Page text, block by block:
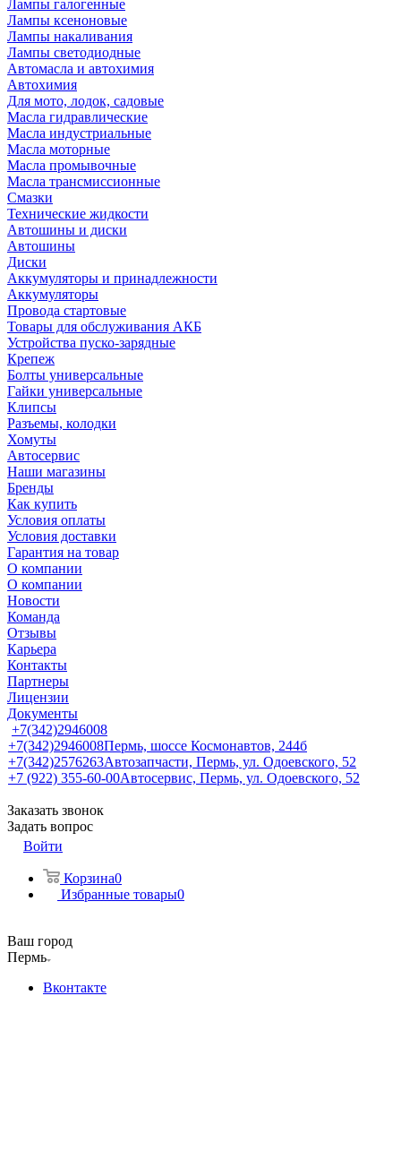
Лампы галогенные
Лампы ксеноновые
Лампы накаливания
Лампы светодиодные
Автомасла и автохимия
Автохимия
Для мото, лодок, садовые
Масла гидравлические
Масла индустриальные
Масла моторные
Масла промывочные
Масла трансмиссионные
Смазки
Технические жидкости
Автошины и диски
Автошины
Диски
Аккумуляторы и принадлежности
Аккумуляторы
Провода стартовые
Товары для обслуживания АКБ
Устройства пуско-зарядные
Крепеж
Болты универсальные
Гайки универсальные
Клипсы
Разъемы, колодки
Хомуты
Автосервис
Наши магазины
Бренды
Как купить
Условия оплаты
Условия доставки
Гарантия на товар
О компании
О компании
Новости
Команда
Отзывы
Карьера
Контакты
Партнеры
Лицензии
Документы
+7(342)2946008
+7(342)2946008Пермь, шоссе Космонавтов, 244б
+7(342)2576263Автозапчасти, Пермь, ул. Одоевского, 52
+7 (922) 355-60-00Автосервис, Пермь, ул. Одоевского, 52
Заказать звонок
Задать вопрос
Войти
Корзина0
Избранные товары0
Ваш город
Пермь
Вконтакте